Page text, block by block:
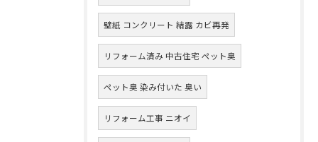
壁紙 コンクリート 結露 カビ再発
リフォーム済み 中古住宅 ペット臭
ペット臭 染み付いた 臭い
リフォーム工事 ニオイ